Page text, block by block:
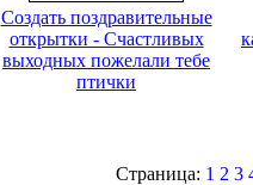
Создать поздравительные
открытки - Счастливых
выходных пожелали тебе
птички
Страница: 1 2 3